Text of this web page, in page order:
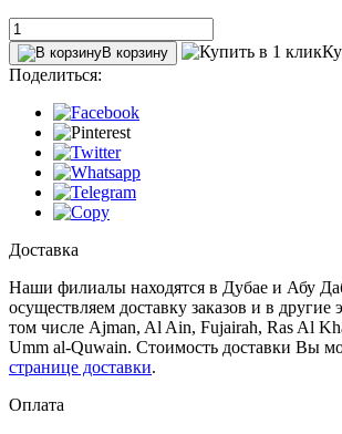
В корзину
Поделиться:
Доставка
Наши филиалы находятся в Дубае и Абу
осуществляем доставку заказов и в
том числе Ajman, Al Ain‎, Fujairah, Ras Al
Umm al-Quwain. Стоимость доставки Вы
странице доставки.
Оплата